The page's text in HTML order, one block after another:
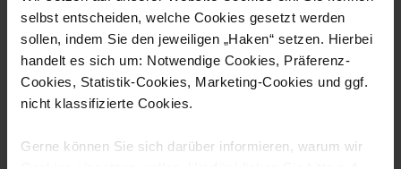
selbst entscheiden, welche Cookies gesetzt werden
sollen, indem Sie den jeweiligen „Haken“ setzen. Hierbei
handelt es sich um: Notwendige Cookies, Präferenz-
Cookies, Statistik-Cookies, Marketing-Cookies und ggf.
nicht klassifizierte Cookies.
Gerne können Sie sich darüber informieren, warum wir